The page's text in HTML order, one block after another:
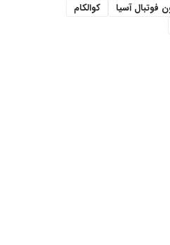
فوتبال آسیا
کوالکام